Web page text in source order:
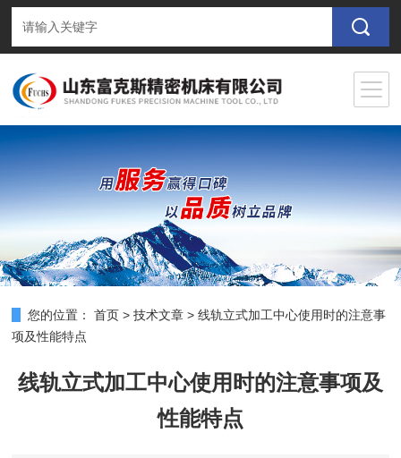
您的位置： 首页 >技术文章 >线轨立式加工中心使用时的注意事
项及性能特点
线轨立式加工中心使用时的注意事项及
性能特点